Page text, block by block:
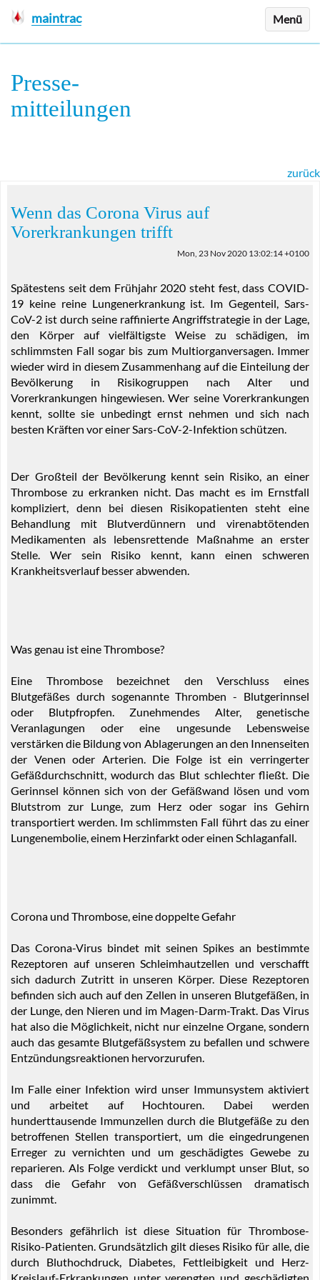
Menü
maintrac
Presse-
mitteilungen
zurück
Wenn das Corona Virus auf
Vorerkrankungen trifft
Mon, 23 Nov 2020 13:02:14 +0100
Spätestens seit dem Frühjahr 2020 steht fest, dass COVID-
19 keine reine Lungenerkrankung ist. Im Gegenteil, Sars-
CoV-2 ist durch seine raffinierte Angriffstrategie in der Lage,
den Körper auf vielfältigste Weise zu schädigen, im
schlimmsten Fall sogar bis zum Multiorganversagen. Immer
wieder wird in diesem Zusammenhang auf die Einteilung der
Bevölkerung in Risikogruppen nach Alter und
Vorerkrankungen hingewiesen. Wer seine Vorerkrankungen
kennt, sollte sie unbedingt ernst nehmen und sich nach
besten Kräften vor einer Sars-CoV-2-Infektion schützen.
Der Großteil der Bevölkerung kennt sein Risiko, an einer
Thrombose zu erkranken nicht. Das macht es im Ernstfall
kompliziert, denn bei diesen Risikopatienten steht eine
Behandlung mit Blutverdünnern und virenabtötenden
Medikamenten als lebensrettende Maßnahme an erster
Stelle. Wer sein Risiko kennt, kann einen schweren
Krankheitsverlauf besser abwenden.
Was genau ist eine Thrombose?
Eine Thrombose bezeichnet den Verschluss eines
Blutgefäßes durch sogenannte Thromben - Blutgerinnsel
oder Blutpfropfen. Zunehmendes Alter, genetische
Veranlagungen oder eine ungesunde Lebensweise
verstärken die Bildung von Ablagerungen an den Innenseiten
der Venen oder Arterien. Die Folge ist ein verringerter
Gefäßdurchschnitt, wodurch das Blut schlechter fließt. Die
Gerinnsel können sich von der Gefäßwand lösen und vom
Blutstrom zur Lunge, zum Herz oder sogar ins Gehirn
transportiert werden. Im schlimmsten Fall führt das zu einer
Lungenembolie, einem Herzinfarkt oder einen Schlaganfall.
Corona und Thrombose, eine doppelte Gefahr
Das Corona-Virus bindet mit seinen Spikes an bestimmte
Rezeptoren auf unseren Schleimhautzellen und verschafft
sich dadurch Zutritt in unseren Körper. Diese Rezeptoren
befinden sich auch auf den Zellen in unseren Blutgefäßen, in
der Lunge, den Nieren und im Magen-Darm-Trakt. Das Virus
hat also die Möglichkeit, nicht nur einzelne Organe, sondern
auch das gesamte Blutgefäßsystem zu befallen und schwere
Entzündungsreaktionen hervorzurufen.
Im Falle einer Infektion wird unser Immunsystem aktiviert
und arbeitet auf Hochtouren. Dabei werden
hunderttausende Immunzellen durch die Blutgefäße zu den
betroffenen Stellen transportiert, um die eingedrungenen
Erreger zu vernichten und um geschädigtes Gewebe zu
reparieren. Als Folge verdickt und verklumpt unser Blut, so
dass die Gefahr von Gefäßverschlüssen dramatisch
zunimmt.
Besonders gefährlich ist diese Situation für Thrombose-
Risiko-Patienten. Grundsätzlich gilt dieses Risiko für alle, die
durch Bluthochdruck, Diabetes, Fettleibigkeit und Herz-